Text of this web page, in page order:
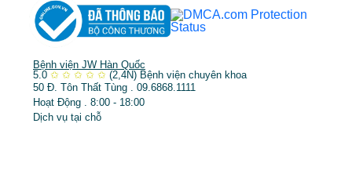
Bệnh viện JW Hàn Quốc
5.0 ✩ ✩ ✩ ✩ ✩ (2,4N) Bệnh viện chuyên khoa
50 Đ. Tôn Thất Tùng . 09.6868.1111
Hoạt Động . 8:00 - 18:00
Dịch vụ tại chỗ